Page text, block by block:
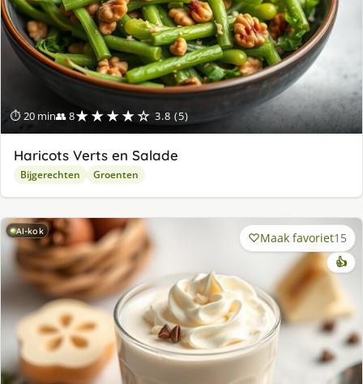
⏱ 20 min👥 8★★★★☆ 3.8 (5)
Haricots Verts en Salade
Bijgerechten Groenten
AI-kok Maak favoriet15
👍